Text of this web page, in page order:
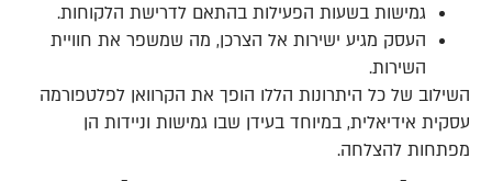
גמישות בשעות הפעילות בהתאם לדרישת הלקוחות.
העסק מגיע ישירות אל הצרכן, מה שמשפר את חוויית
השירות.
השילוב של כל היתרונות הללו הופך את הקרוואן לפלטפורמה
עסקית אידיאלית, במיוחד בעידן שבו גמישות וניידות הן
מפתחות להצלחה.